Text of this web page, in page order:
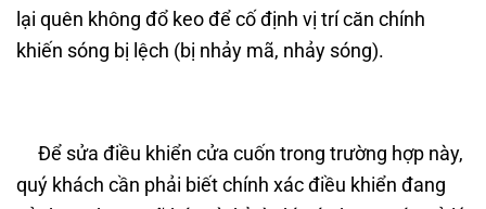
lại quên không đổ keo để cố định vị trí căn chính
khiến sóng bị lệch (bị nhảy mã, nhảy sóng).
Để sửa điều khiển cửa cuốn trong trường hợp này,
quý khách cần phải biết chính xác điều khiển đang